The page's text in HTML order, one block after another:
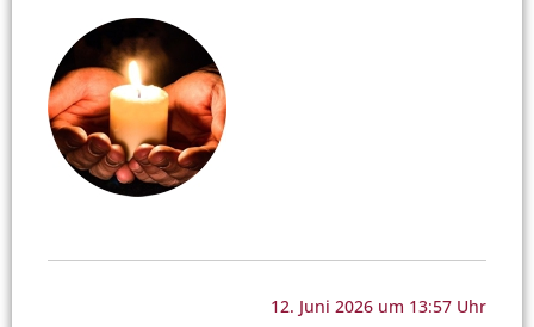
12. Juni 2026 um 13:57 Uhr